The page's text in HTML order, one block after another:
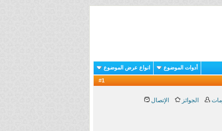
أدوات الموضوع انواع عرض الموضوع
1
الجوائز الإتصال